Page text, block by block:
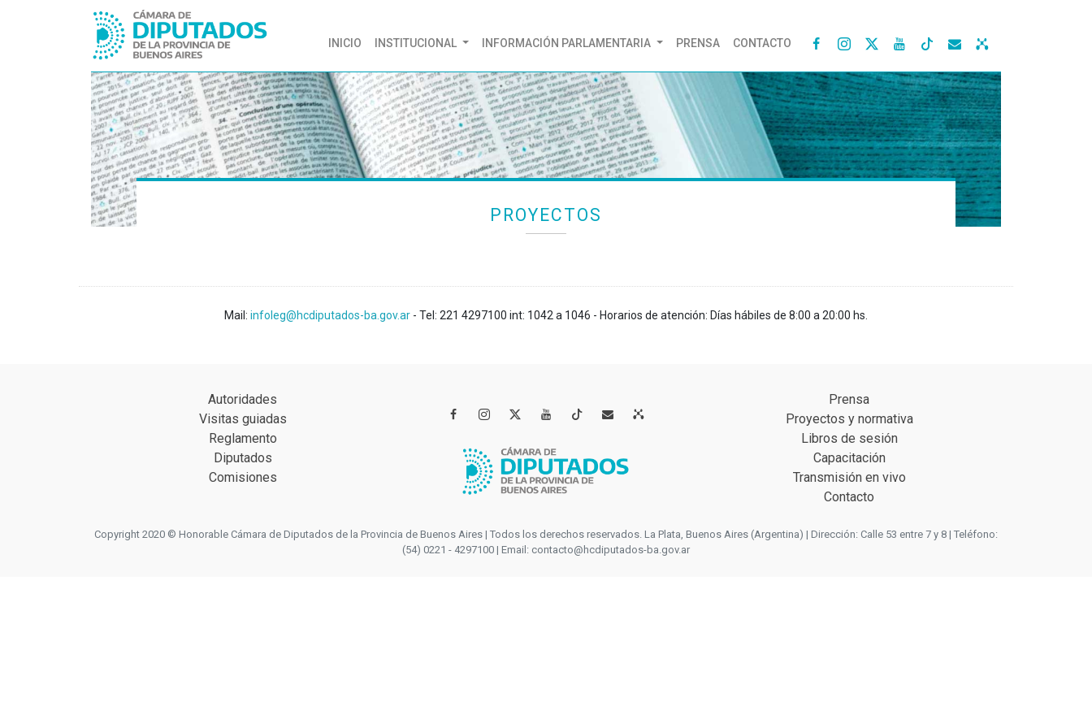
INICIO (CURRENT)
INSTITUCIONAL INFORMACIÓN PARLAMENTARIA PRENSA CONTACTO    
PROYECTOS
Mail: infoleg@hcdiputados-ba.gov.ar - Tel: 221 4297100 int: 1042 a 1046 - Horarios de atención: Días hábiles de 8:00 a 20:00 hs.
Autoridades
Visitas guiadas
Reglamento
Diputados
Comisiones
   
Prensa
Proyectos y normativa
Libros de sesión
Capacitación
Transmisión en vivo
Contacto
Copyright 2020 © Honorable Cámara de Diputados de la Provincia de Buenos Aires | Todos los derechos reservados. La Plata, Buenos Aires (Argentina) | Dirección: Calle 53 entre 7 y 8 | Teléfono:
(54) 0221 - 4297100 | Email: contacto@hcdiputados-ba.gov.ar